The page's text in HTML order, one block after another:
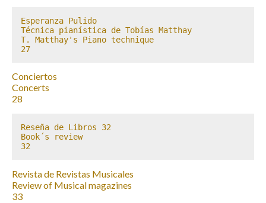
Esperanza Pulido
Técnica pianística de Tobías Matthay
T. Matthay's Piano technique
27
Conciertos
Concerts
28
Reseña de Libros 32
Book´s review
32
Revista de Revistas Musicales
Review of Musical magazines
33